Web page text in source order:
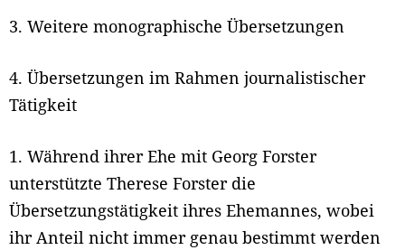
3. Weitere monographische Übersetzungen
4. Übersetzungen im Rahmen journalistischer
Tätigkeit
1. Während ihrer Ehe mit Georg Forster
unterstützte Therese Forster die
Übersetzungstätigkeit ihres Ehemannes, wobei
ihr Anteil nicht immer genau bestimmt werden